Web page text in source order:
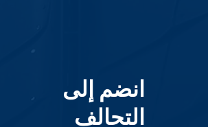
انضم إلى
التحالف